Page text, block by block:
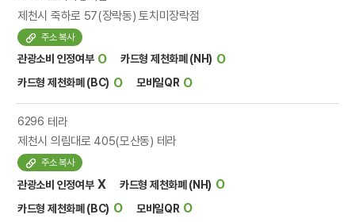
제천시 죽하로 57(장락동) 토치미장락점
주소 복사
관광소비 인정여부 O 카드형 제천화폐 (NH) O
카드형 제천화폐 (BC) O 모바일QR O
6296 테라
제천시 의림대로 405(모산동) 테라
주소 복사
관광소비 인정여부 X 카드형 제천화폐 (NH) O
카드형 제천화폐 (BC) O 모바일QR O